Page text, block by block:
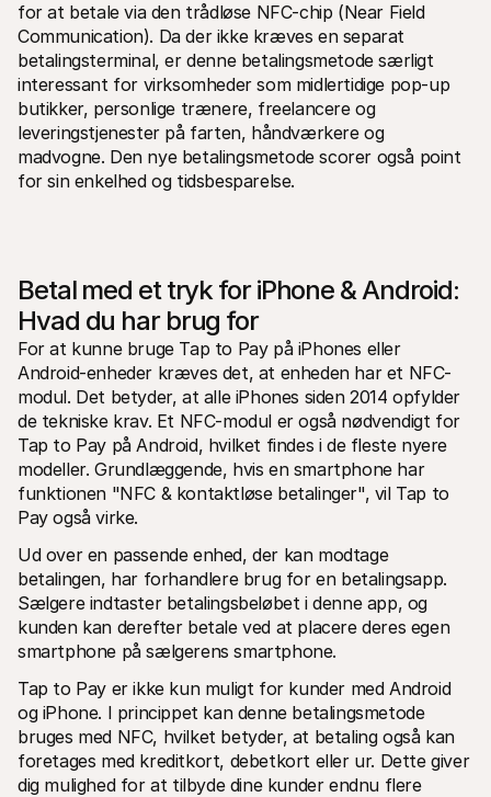
for at betale via den trådløse NFC-chip (Near Field
Communication). Da der ikke kræves en separat
betalingsterminal, er denne betalingsmetode særligt
interessant for virksomheder som midlertidige pop-up
butikker, personlige trænere, freelancere og
leveringstjenester på farten, håndværkere og
madvogne. Den nye betalingsmetode scorer også point
for sin enkelhed og tidsbesparelse.
Betal med et tryk for iPhone & Android:
Hvad du har brug for
For at kunne bruge Tap to Pay på iPhones eller
Android-enheder kræves det, at enheden har et NFC-
modul. Det betyder, at alle iPhones siden 2014 opfylder
de tekniske krav. Et NFC-modul er også nødvendigt for
Tap to Pay på Android, hvilket findes i de fleste nyere
modeller. Grundlæggende, hvis en smartphone har
funktionen "NFC & kontaktløse betalinger", vil Tap to
Pay også virke.
Ud over en passende enhed, der kan modtage
betalingen, har forhandlere brug for en betalingsapp.
Sælgere indtaster betalingsbeløbet i denne app, og
kunden kan derefter betale ved at placere deres egen
smartphone på sælgerens smartphone.
Tap to Pay er ikke kun muligt for kunder med Android
og iPhone. I princippet kan denne betalingsmetode
bruges med NFC, hvilket betyder, at betaling også kan
foretages med kreditkort, debetkort eller ur. Dette giver
dig mulighed for at tilbyde dine kunder endnu flere